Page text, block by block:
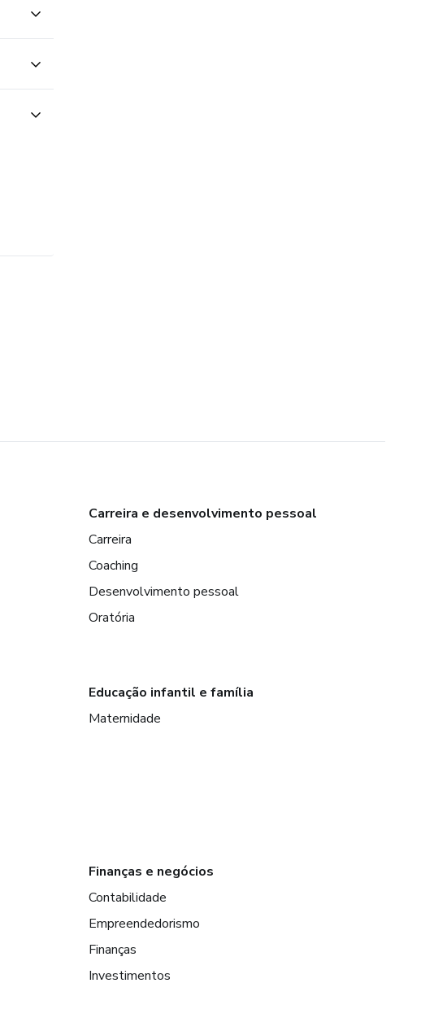
Carreira e desenvolvimento pessoal
Carreira
Coaching
Desenvolvimento pessoal
Oratória
Educação infantil e família
Maternidade
Finanças e negócios
Contabilidade
Empreendedorismo
Finanças
Investimentos